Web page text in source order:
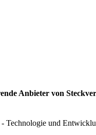
Anbieter von